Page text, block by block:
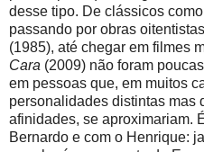
desse tipo. De clássicos como
passando por obras
(1985), até chegar em filmes
Cara (2009) não foram
em pessoas que, em muitos
personalidades distintas mas
afinidades, se aproximariam.
Bernardo e com o Henrique: